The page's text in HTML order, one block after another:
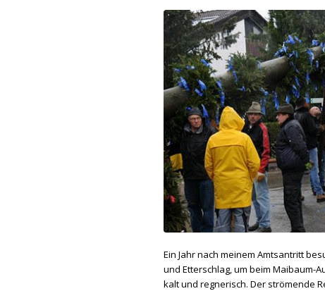
Ein Jahr nach meinem Amtsantritt
und Etterschlag, um beim Maibaum-
kalt und regnerisch. Der strömende